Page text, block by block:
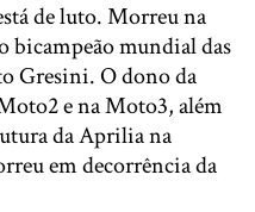
de luto. Morreu na
bicampeão mundial das
Gresini. O dono da
e na Moto3, além
da Aprilia na
em decorrência da